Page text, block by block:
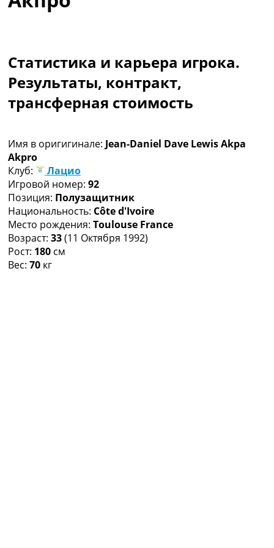
Коллективный прогноз
Украина. Первая Лига
Лига Чемпионов
Англия. Премьер Лига
Испания. Ла Лига
Таблицы групп Чемпионата Мира
Украина. Первая Лига
Лига Чемпионов. Таблицы групп
Англия. Премьер-Лига
Испания. Ла Лига
Все таблицы >>>
Рейтинги
Рейтинг стран УЕФА
Статистика и карьера игрока.
Результаты, контракт,
трансферная стоимость
Имя в оригигинале: Jean-Daniel Dave Lewis Akpa
Akpro
Клуб:
Лацио
Игровой номер: 92
Позиция: Полузащитник
Национальность: Côte d'Ivoire
Место рождения: Toulouse France
Возраст: 33(11 Октября 1992)
Рост: 180 см
Вес: 70 кг